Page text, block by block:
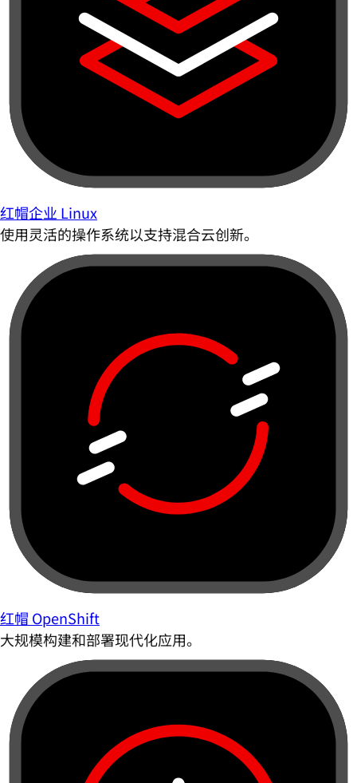
红帽企业 Linux
使用灵活的操作系统以支持混合云创新。
红帽 OpenShift
大规模构建和部署现代化应用。